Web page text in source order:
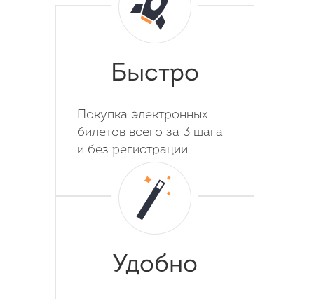
Быстро
Покупка электронных
билетов всего за 3 шага
и без регистрации
Удобно